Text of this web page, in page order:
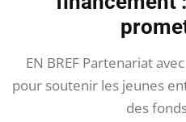
EN BREF Partenariat
pour soutenir les jeunes
des